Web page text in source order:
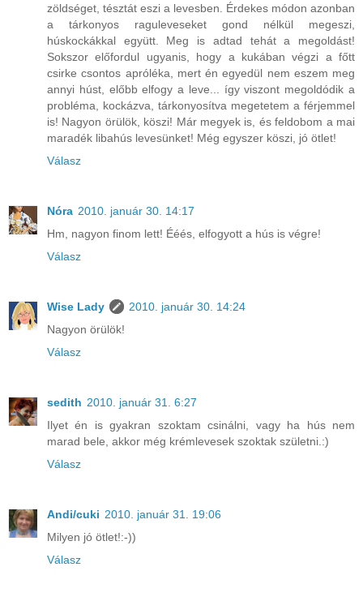
zöldséget, tésztát eszi a levesben. Érdekes módon azonban
a tárkonyos raguleveseket gond nélkül megeszi,
húskockákkal együtt. Meg is adtad tehát a megoldást!
Sokszor előfordul ugyanis, hogy a kukában végzi a főtt
csirke csontos apróléka, mert én egyedül nem eszem meg
annyi húst, előbb elfogy a leve... így viszont megoldódik a
probléma, kockázva, tárkonyosítva megetetem a férjemmel
is! Nagyon örülök, köszi! Már megyek is, és feldobom a mai
maradék libahús levesünket! Még egyszer köszi, jó ötlet!
Válasz
Nóra 2010. január 30. 14:17
Hm, nagyon finom lett! Ééés, elfogyott a hús is végre!
Válasz
Wise Lady
2010. január 30. 14:24
Nagyon örülök!
Válasz
sedith 2010. január 31. 6:27
Ilyet én is gyakran szoktam csinálni, vagy ha hús nem
marad bele, akkor még krémlevesek szoktak születni.:)
Válasz
Andi/cuki 2010. január 31. 19:06
Milyen jó ötlet!:-))
Válasz